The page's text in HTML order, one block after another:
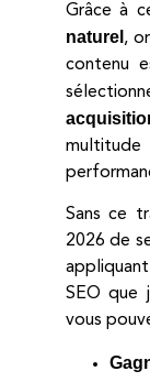
Grâce à
naturel ,
contenu
Sans ce
2026 de
SEO que
vous